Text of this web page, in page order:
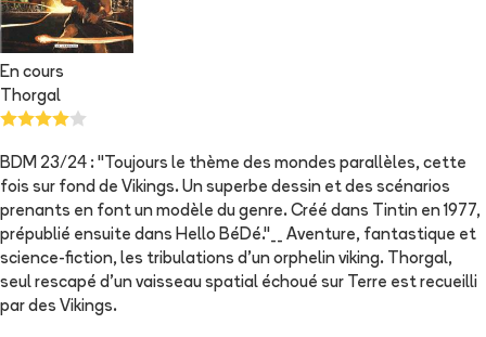
En cours
Thorgal
BDM 23/24 : "Toujours le thème des mondes parallèles, cette
fois sur fond de Vikings. Un superbe dessin et des scénarios
prenants en font un modèle du genre. Créé dans Tintin en 1977,
prépublié ensuite dans Hello BéDé."__ Aventure, fantastique et
science-fiction, les tribulations d'un orphelin viking. Thorgal,
seul rescapé d'un vaisseau spatial échoué sur Terre est recueilli
par des Vikings.